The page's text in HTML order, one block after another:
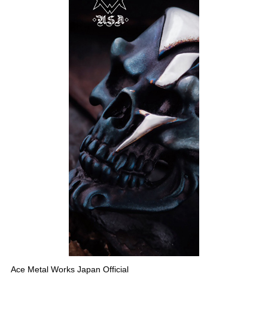
Ace Metal Works Japan Official